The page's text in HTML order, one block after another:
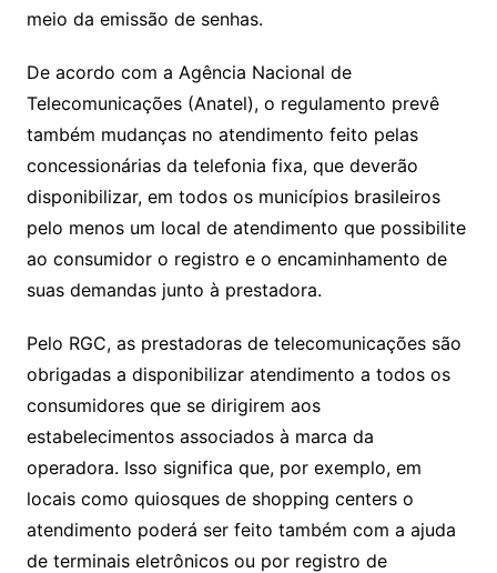
meio da emissão de senhas.
De acordo com a Agência Nacional de
Telecomunicações (Anatel), o regulamento prevê
também mudanças no atendimento feito pelas
concessionárias da telefonia fixa, que deverão
disponibilizar, em todos os municípios brasileiros
pelo menos um local de atendimento que possibilite
ao consumidor o registro e o encaminhamento de
suas demandas junto à prestadora.
Pelo RGC, as prestadoras de telecomunicações são
obrigadas a disponibilizar atendimento a todos os
consumidores que se dirigirem aos
estabelecimentos associados à marca da
operadora. Isso significa que, por exemplo, em
locais como quiosques de shopping centers o
atendimento poderá ser feito também com a ajuda
de terminais eletrônicos ou por registro de